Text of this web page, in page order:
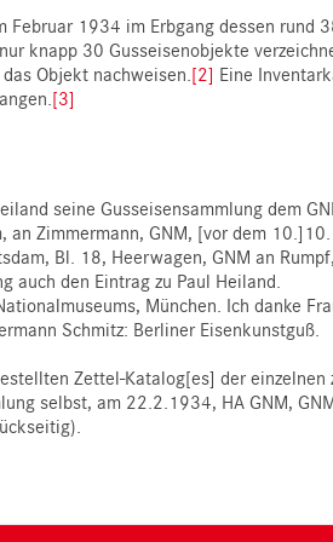
Februar 1934 im Erbgang dessen rund
knapp 30 Gusseisenobjekte
Objekt nachweisen.[2] Eine
[3]
seine Gusseisensammlung dem
an Zimmermann, GNM, [vor dem
Bl. 18, Heerwagen, GNM an Rumpf,
den Eintrag zu Paul Heiland.
München. Ich danke
Schmitz: Berliner Eisenkunstguß.
Zettel-Katalog[es] der einzelnen
selbst, am 22.2.1934, HA GNM,